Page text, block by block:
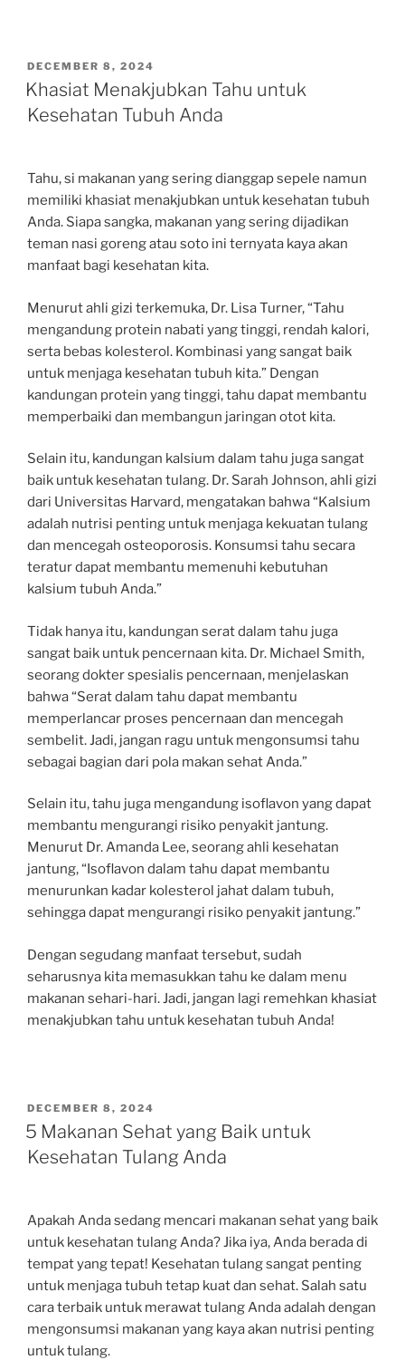
POSTED
ON
DECEMBER 8, 2024
Khasiat Menakjubkan Tahu untuk
Kesehatan Tubuh Anda
Tahu, si makanan yang sering dianggap sepele namun
memiliki khasiat menakjubkan untuk kesehatan tubuh
Anda. Siapa sangka, makanan yang sering dijadikan
teman nasi goreng atau soto ini ternyata kaya akan
manfaat bagi kesehatan kita.
Menurut ahli gizi terkemuka, Dr. Lisa Turner, “Tahu
mengandung protein nabati yang tinggi, rendah kalori,
serta bebas kolesterol. Kombinasi yang sangat baik
untuk menjaga kesehatan tubuh kita.” Dengan
kandungan protein yang tinggi, tahu dapat membantu
memperbaiki dan membangun jaringan otot kita.
Selain itu, kandungan kalsium dalam tahu juga sangat
baik untuk kesehatan tulang. Dr. Sarah Johnson, ahli gizi
dari Universitas Harvard, mengatakan bahwa “Kalsium
adalah nutrisi penting untuk menjaga kekuatan tulang
dan mencegah osteoporosis. Konsumsi tahu secara
teratur dapat membantu memenuhi kebutuhan
kalsium tubuh Anda.”
Tidak hanya itu, kandungan serat dalam tahu juga
sangat baik untuk pencernaan kita. Dr. Michael Smith,
seorang dokter spesialis pencernaan, menjelaskan
bahwa “Serat dalam tahu dapat membantu
memperlancar proses pencernaan dan mencegah
sembelit. Jadi, jangan ragu untuk mengonsumsi tahu
sebagai bagian dari pola makan sehat Anda.”
Selain itu, tahu juga mengandung isoflavon yang dapat
membantu mengurangi risiko penyakit jantung.
Menurut Dr. Amanda Lee, seorang ahli kesehatan
jantung, “Isoflavon dalam tahu dapat membantu
menurunkan kadar kolesterol jahat dalam tubuh,
sehingga dapat mengurangi risiko penyakit jantung.”
Dengan segudang manfaat tersebut, sudah
seharusnya kita memasukkan tahu ke dalam menu
makanan sehari-hari. Jadi, jangan lagi remehkan khasiat
menakjubkan tahu untuk kesehatan tubuh Anda!
POSTED
ON
DECEMBER 8, 2024
5 Makanan Sehat yang Baik untuk
Kesehatan Tulang Anda
Apakah Anda sedang mencari makanan sehat yang baik
untuk kesehatan tulang Anda? Jika iya, Anda berada di
tempat yang tepat! Kesehatan tulang sangat penting
untuk menjaga tubuh tetap kuat dan sehat. Salah satu
cara terbaik untuk merawat tulang Anda adalah dengan
mengonsumsi makanan yang kaya akan nutrisi penting
untuk tulang.